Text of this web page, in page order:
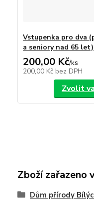
Vstupenka pro dva
a seniory nad 65 let)
200,00 Kč/ks
200,00 Kč bez DPH
Zvolit
Zboží zařazeno
Dům přírody